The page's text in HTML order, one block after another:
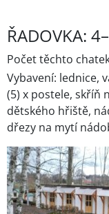
ŘADOVKA:
Počet těchto
Vybavení: lednice,
(5) x postele, skříň
dětského hřiště,
dřezy na mytí